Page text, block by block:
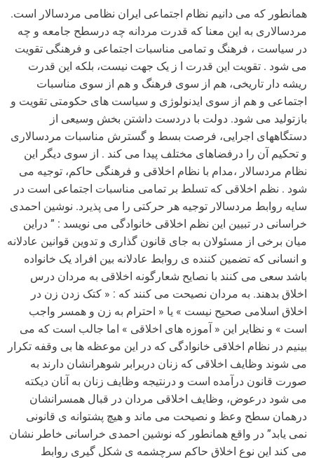
همانطور که می دانیم نظام اجتماعی ایران نظامی مردسالار است.
مردسالاری به این معنا که قدرت مردانه چه درسطح جامعه و چه
در سیاست ، فرهنگ و تمامی مناسبات اجتماعی و فرهنگی تقویت
می شود . تقویت این قدرت ا ز یک جهت نیست، بلکه این قدرت
ریشه دار تاریخی، هم از سوی فرهنگ و هم از سوی مناسبات
اجتماعی و هم از سوی ایدنولوژی و سیاست های حکومتی تقویت و
بازتولید می شود. دولت با دردست داشتن بخش وسیعی از
دستگاههای اجرایی، فرصت بسط و گسترش مناسبات مردسالاری
و تحکیم آن را درفضاهای مختلف پیدا می کند . از سوی دیگر این
نظام مردسالار ،مدام با نظام اخلاقی و فرهنگی حاکم، توجیه می
شود . نظم اخلاقی که تسلط بر تمامی مناسبات اجتماعی است در
سایه روابط مردسالار توجیه هر حرکتی را می پذیرد. نوشین احمدی
خراسانی در تبیین این نظم اخلاقی خانوادگی می نویسد : ” دراین
میان برخی از مسئولان به جای قانون گذاری و تدوین قوانین عادلانه
و انسانی که تضمین کننده ی روابط عادلانه بین افراد یک خانواده
باشد سعی می کنند با نصایح شعارگونه اخلاقی به مردان درس
اخلاق بدهند. به مردان نصیحت می کنند که : « کتک زدن زن در
اخلاق اسلامی صحیح نیست » یا « احترام به زن و همسر واجب
است » و نظایر این « آموزه های اخلاقی » اما جالب است که می
بینیم در نظام اخلاقی خانوادگی که در این موعظه ها بی وقفه تکرار
می شوند وظایف اخلاقی که زنان دربرابر شوهرانشان دارند به
صورت قانون درآمده است و درنتیجه وظایف زنان به آنان دیکته
می شود درعوض، وظایف اخلاقی مردان در قبال همسرانشان
درهمان سطح وعظ و نصیحت می ماند و هیچ پشتوانه ی قانونی
نمی یابد” در واقع همانطور که نوشین احمدی خراسانی خاطر نشان
می کند این نوع اخلاقِ حاکم سرچشمه ی شکل گیری روابط